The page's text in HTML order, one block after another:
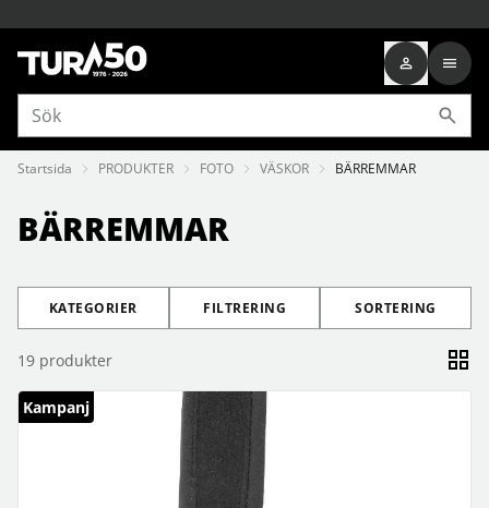
Startsida PRODUKTER FOTO VÄSKOR BÄRREMMAR
BÄRREMMAR
KATEGORIER FILTRERING SORTERING
19 produkter
Kampanj